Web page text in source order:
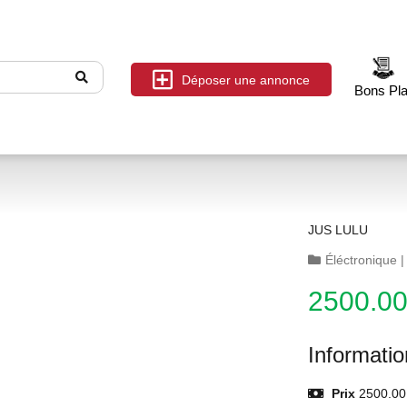
Déposer une annonce
Bons
JUS LULU
Éléctronique |
2500.00
Prix 2500.00